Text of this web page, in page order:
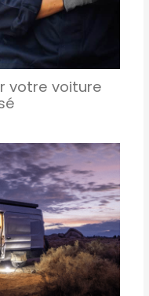
votre voiture